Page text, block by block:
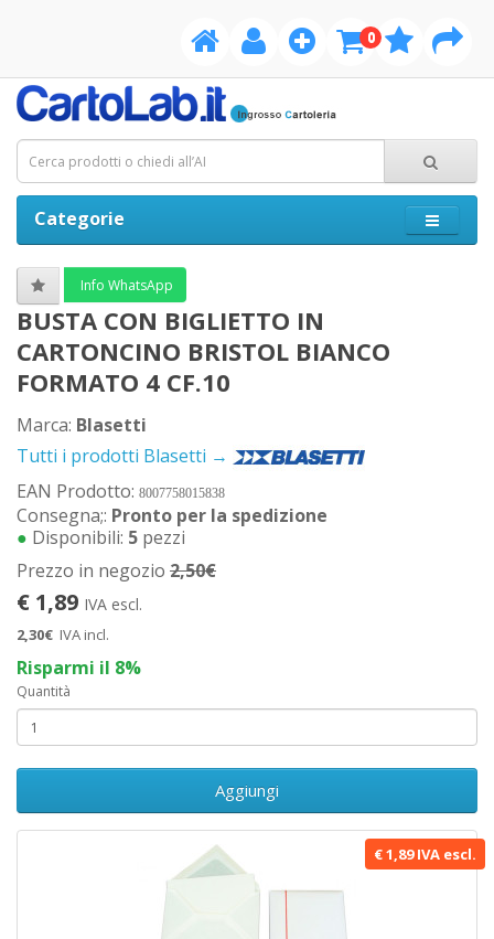
0
Categorie
€ 1,89 IVA escl.
Info WhatsApp
BUSTA CON BIGLIETTO IN
CARTONCINO BRISTOL BIANCO
FORMATO 4 CF.10
Marca: Blasetti
Tutti i prodotti Blasetti →
EAN Prodotto: 8007758015838
Consegna;: Pronto per la spedizione
● Disponibili: 5 pezzi
Prezzo in negozio 2,50€
€ 1,89 IVA escl.
2,30€ IVA incl.
Risparmi il 8%
Quantità
Aggiungi